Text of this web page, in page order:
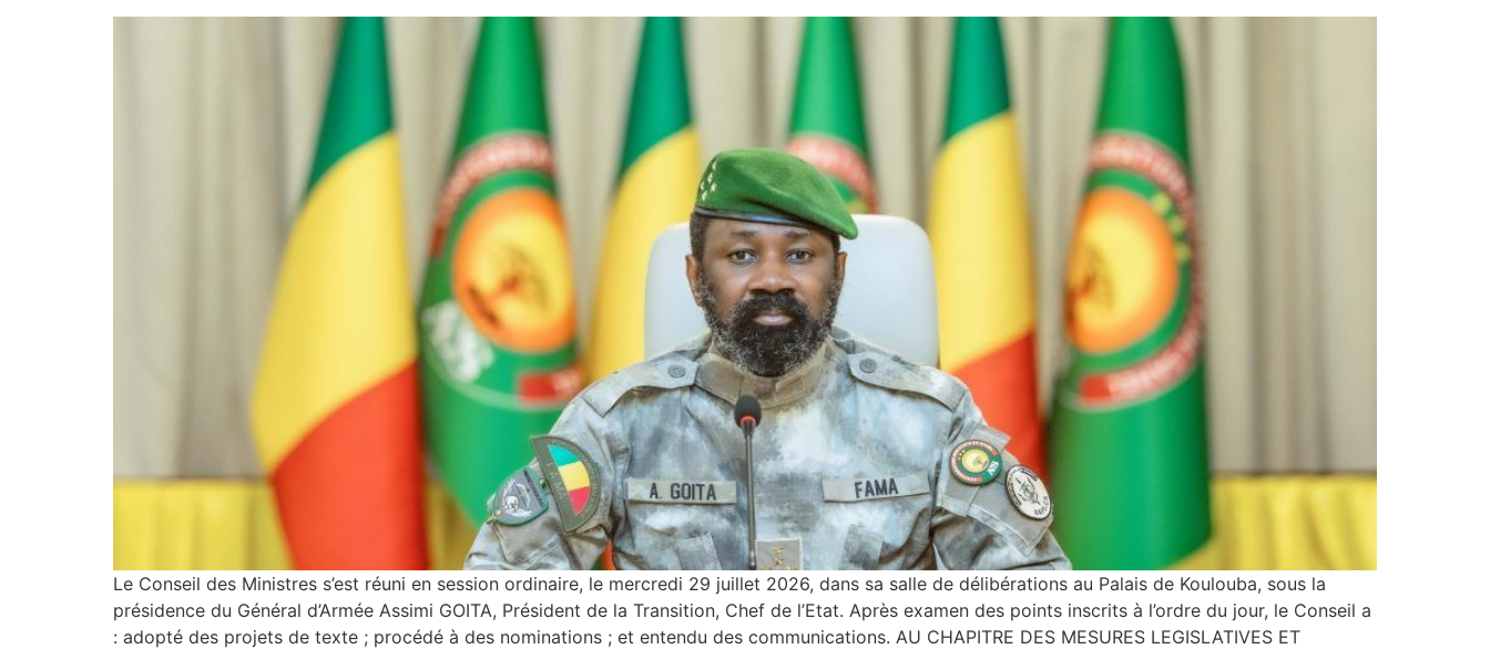
Le Conseil des Ministres s’est réuni en session ordinaire, le mercredi 29 juillet 2026, dans sa salle de délibérations au Palais de Koulouba, sous la
présidence du Général d’Armée Assimi GOITA, Président de la Transition, Chef de l’Etat. Après examen des points inscrits à l’ordre du jour, le Conseil a
: adopté des projets de texte ; procédé à des nominations ; et entendu des communications. AU CHAPITRE DES MESURES LEGISLATIVES ET